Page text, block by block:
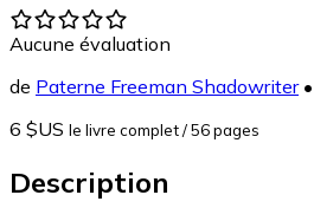
Aucune évaluation
de Paterne Freeman Shadowriter•
6 $US le livre complet/ 56 pages
Description